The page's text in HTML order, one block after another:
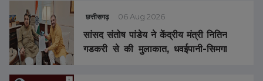
छत्तीसगढ़ 06 Aug 2026
सांसद संतोष पांडेय ने केंद्रीय मंत्री नितिन
गडकरी से की मुलाकात, धवईपानी-सिमगा